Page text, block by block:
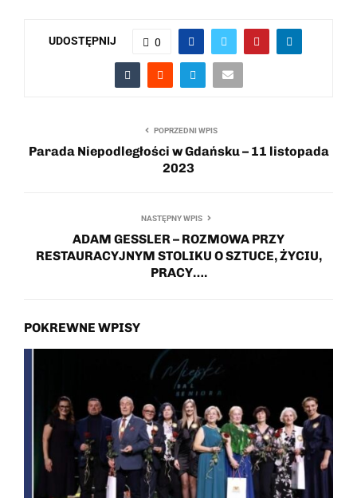
UDOSTĘPNIJ 0
POPRZEDNI WPIS
Parada Niepodległości w Gdańsku – 11 listopada
2023
NASTĘPNY WPIS
ADAM GESSLER – ROZMOWA PRZY
RESTAURACYJNYM STOLIKU O SZTUCE, ŻYCIU,
PRACY….
POKREWNE WPISY